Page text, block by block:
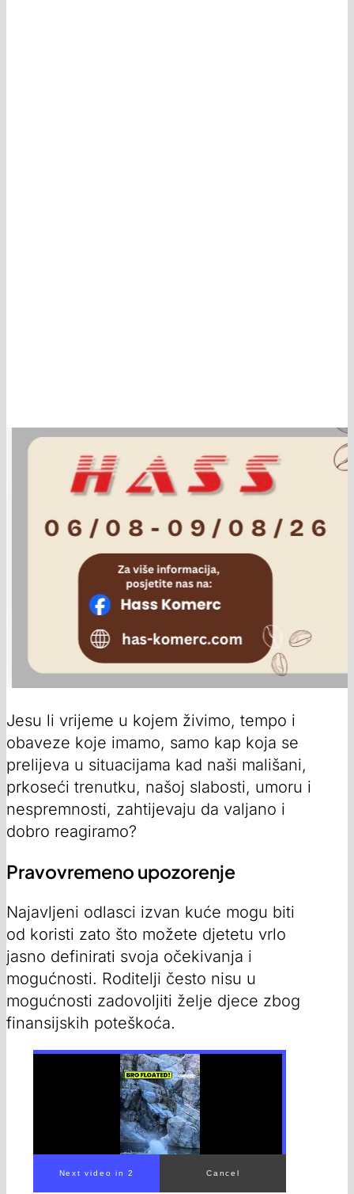
Jesu li vrijeme u kojem živimo, tempo i
obaveze koje imamo, samo kap koja se
prelijeva u situacijama kad naši mališani,
prkoseći trenutku, našoj slabosti, umoru i
nespremnosti, zahtijevaju da valjano i
dobro reagiramo?
Pravovremeno upozorenje
Najavljeni odlasci izvan kuće mogu biti
od koristi zato što možete djetetu vrlo
jasno definirati svoja očekivanja i
mogućnosti. Roditelji često nisu u
mogućnosti zadovoljiti želje djece zbog
finansijskih poteškoća.